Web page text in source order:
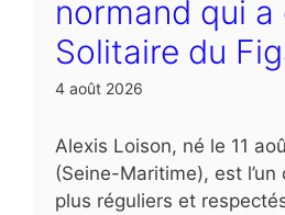
normand qui a
Solitaire du
4 août 2026
Alexis Loison, né le 11
(Seine-Maritime), est
plus réguliers et